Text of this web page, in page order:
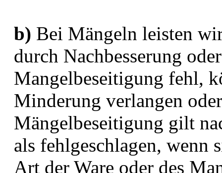
b) Bei Mängeln leisten
durch Nachbesserung
Mangelbeseitigung fehl,
Minderung verlangen
Mängelbeseitigung gilt
als fehlgeschlagen, wenn
Art der Ware oder des